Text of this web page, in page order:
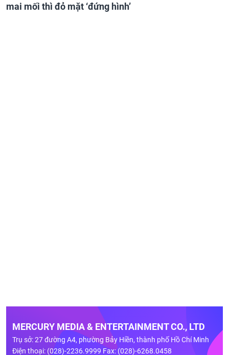
mai mối thì đỏ mặt ‘đứng hình’
MERCURY MEDIA & ENTERTAINMENT CO., LTD
Trụ sở: 27 đường A4, phường Bảy Hiền, thành phố Hồ Chí Minh
Điện thoại: (028)-2236.9999 Fax: (028)-6268.0458